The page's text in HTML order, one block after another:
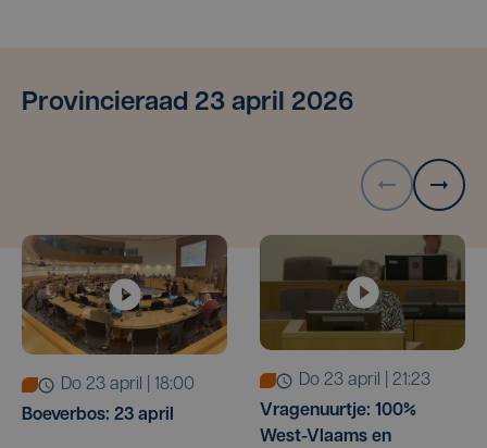
Provincieraad 23 april 2026
do 23 april | 18:00
Boeverbos: 23 april
do 23 april | 21:23
Vragenuurtje: 100%
West-Vlaams en